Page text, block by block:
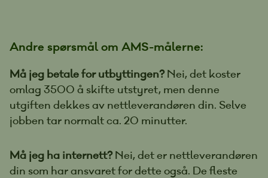
Andre spørsmål om AMS-målerne:
Må jeg betale for utbyttingen? Nei, det koster
omlag 3500 å skifte utstyret, men denne
utgiften dekkes av nettleverandøren din. Selve
jobben tar normalt ca. 20 minutter.
Må jeg ha internett? Nei, det er nettleverandøren
din som har ansvaret for dette også. De fleste